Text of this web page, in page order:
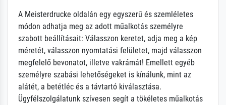
A Meisterdrucke oldalán egy egyszerű és szemléletes
módon adhatja meg az adott műalkotás személyre
szabott beállításait: Válasszon keretet, adja meg a kép
méretét, válasszon nyomtatási felületet, majd válasszon
megfelelő bevonatot, illetve vakrámát! Emellett egyéb
személyre szabási lehetőségeket is kínálunk, mint az
alátét, a betétléc és a távtartó kiválasztása.
Ügyfélszolgálatunk szívesen segít a tökéletes műalkotás